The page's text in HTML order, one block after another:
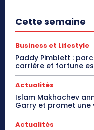
Cette semaine
Business et Lifestyle
Paddy Pimblett :
carrière et fortune
Actualités
Islam Makhachev
Garry et promet une
Actualités